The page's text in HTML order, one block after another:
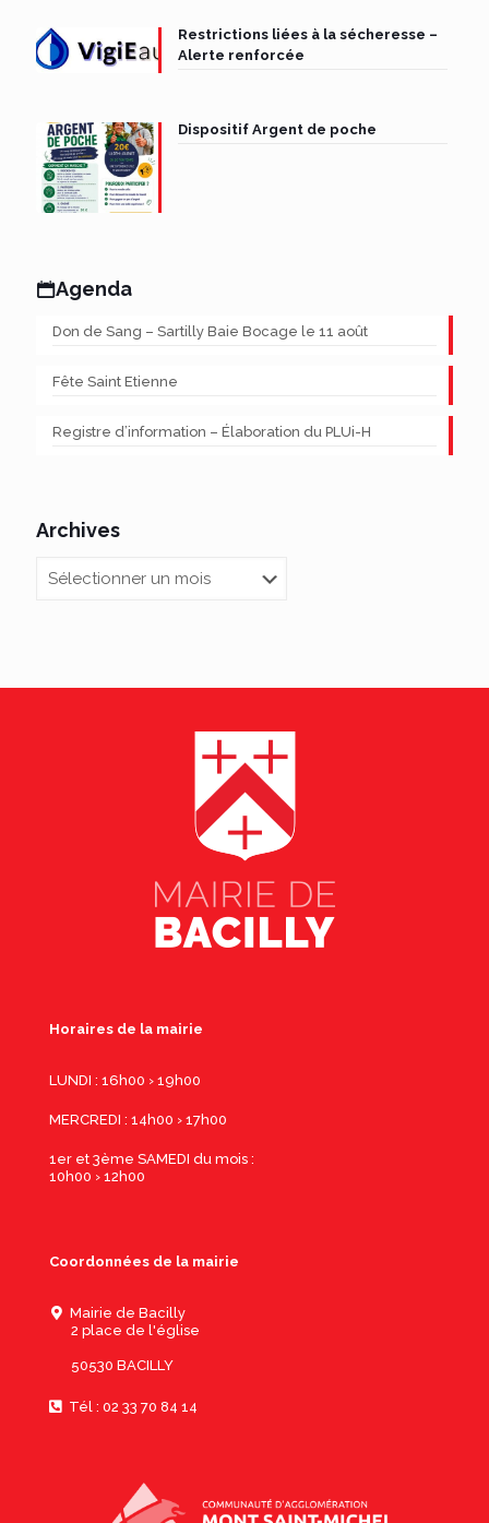
Restrictions liées à la sécheresse –
Alerte renforcée
Dispositif Argent de poche
Agenda
Don de Sang – Sartilly Baie Bocage le 11 août
Fête Saint Etienne
Registre d’information – Élaboration du PLUi-H
Archives
Archives
Horaires de la mairie
LUNDI : 16h00 › 19h00
MERCREDI : 14h00 › 17h00
1er et 3ème SAMEDI du mois :
10h00 › 12h00
Coordonnées de la mairie
Mairie de Bacilly
2 place de l'église
50530 BACILLY
Tél : 02 33 70 84 14